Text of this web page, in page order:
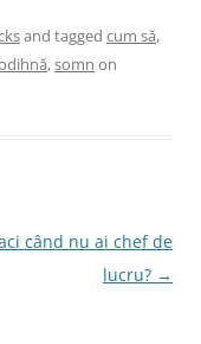
and tagged cum să,
,somn on
când nu ai chef de
lucru? →